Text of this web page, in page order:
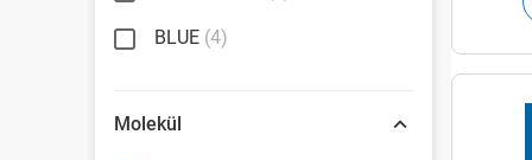
BLUE (4)
Molekül